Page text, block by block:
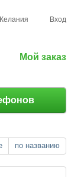
Вход
Мой заказ
по названию